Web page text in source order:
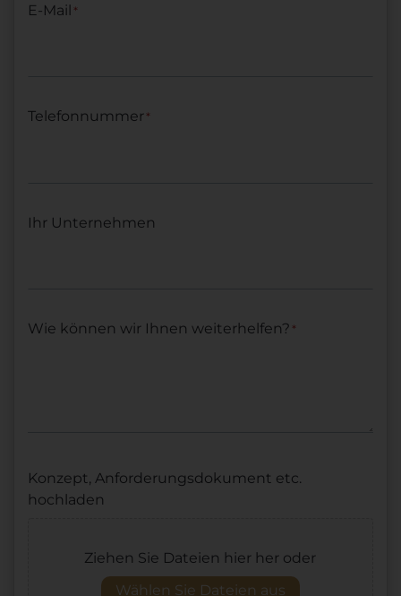
E-Mail *
Telefonnummer *
Ihr Unternehmen
Wie können wir Ihnen weiterhelfen? *
Konzept, Anforderungsdokument etc.
hochladen
Ziehen Sie Dateien hier her oder
Wählen Sie Dateien aus